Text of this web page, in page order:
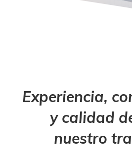
Experiencia,
y calidad
nuestro